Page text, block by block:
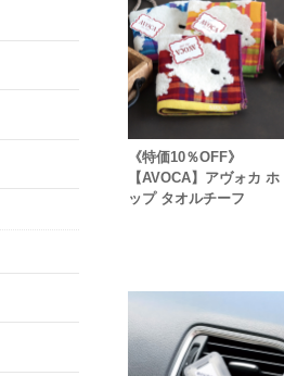
《特価10％OFF》
【AVOCA】アヴォカ ホ
ップ タオルチーフ